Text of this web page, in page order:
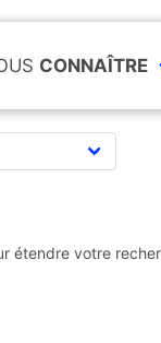
CONNAÎTRE
étendre votre